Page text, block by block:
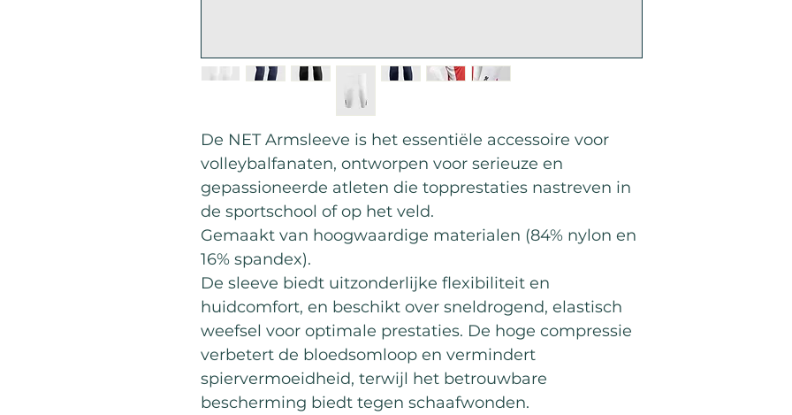
De NET Armsleeve is het essentiële accessoire voor
volleybalfanaten, ontworpen voor serieuze en
gepassioneerde atleten die topprestaties nastreven in
de sportschool of op het veld.
Gemaakt van hoogwaardige materialen (84% nylon en
16% spandex).
De sleeve biedt uitzonderlijke flexibiliteit en
huidcomfort, en beschikt over sneldrogend, elastisch
weefsel voor optimale prestaties. De hoge compressie
verbetert de bloedsomloop en vermindert
spiervermoeidheid, terwijl het betrouwbare
bescherming biedt tegen schaafwonden.